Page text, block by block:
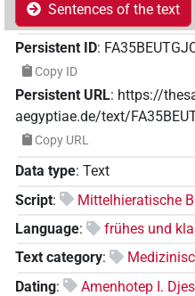
Sentences of the text
Persistent ID:
Copy ID
Persistent URL: https://
aegyptiae.de/text/
Copy URL
Data type: Text
Script:
Mittelhieratische
Language:
frühes und
Text category:
Dating:
Amenhotep I.